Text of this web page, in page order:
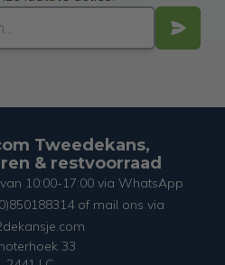
Tweedekans,
& restvoorraad
10:00-17:00 via WhatsApp
of mail ons via
33